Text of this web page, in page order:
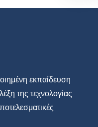
εκπαίδευση
της τεχνολογίας